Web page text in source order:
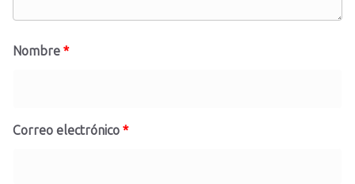
Nombre *
Correo electrónico *